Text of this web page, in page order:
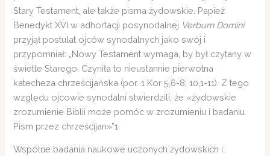
Stary Testament, ale także pisma żydowskie. Papież
Benedykt XVI w adhortacji posynodalnej Verbum Domini
przyjął postulat ojców synodalnych jako swój i
przypomniał: „Nowy Testament wymaga, by był czytany w
świetle Starego. Czyniła to nieustannie pierwotna
katecheza chrześcijańska (por. 1 Kor 5,6-8; 10,1-11). Z tego
względu ojcowie synodalni stwierdzili, że «żydowskie
zrozumienie Biblii może pomóc w zrozumieniu i badaniu
Pism przez chrześcijan»”1.
Wspólne badania naukowe uczonych żydowskich i